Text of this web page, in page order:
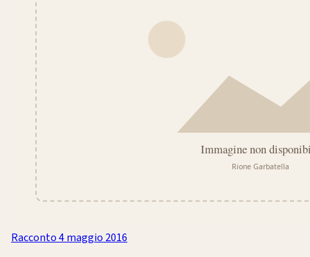
Racconto4 maggio 2016